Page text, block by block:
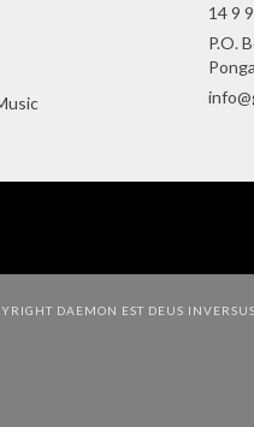
14 9
P.O.
DAEMON EST DEUS